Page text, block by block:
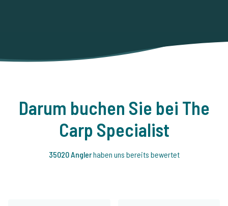
Darum buchen Sie bei The
Carp Specialist
35020 Anglerhaben uns bereits bewertet